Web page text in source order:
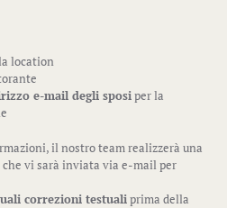
location
e-mail degli sposiper la
il nostro team realizzerà una
che vi sarà inviata via e-mail per
correzioni testualiprima della